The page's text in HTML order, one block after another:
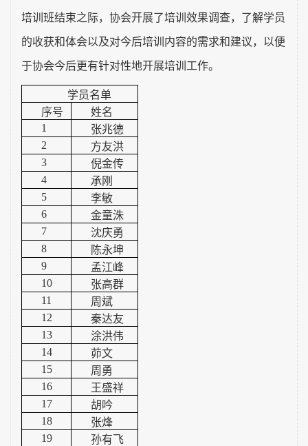
培训班结束之际，协会开展了培训效果调查，了解学员
的收获和体会以及对今后培训内容的需求和建议，以便
于协会今后更有针对性地开展培训工作。
学员名单
序号
姓名
1
张兆德
2
方友洪
3
倪金传
4
承刚
5
李敏
6
金童洙
7
沈庆勇
8
陈永坤
9
孟江峰
10
张高群
11
周斌
12
秦达友
13
涂洪伟
14
茆文
15
周勇
16
王盛祥
17
胡吟
18
张烽
19
孙有飞